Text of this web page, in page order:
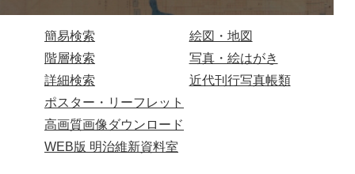
簡易検索
階層検索
詳細検索
絵図・地図
写真・絵はがき
近代刊行写真帳類
ポスター・リーフレット
高画質画像ダウンロード
WEB版 明治維新資料室